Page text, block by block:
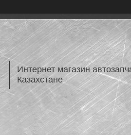
Интернет магазин
Казахстане